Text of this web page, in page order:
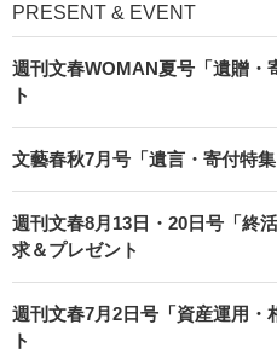
PRESENT & EVENT
週刊文春WOMAN夏号「遺贈・
ト
文藝春秋7月号「遺言・寄付特
週刊文春8月13日・20日号「終
求＆プレゼント
週刊文春7月2日号「資産運用・
ト